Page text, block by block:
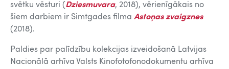
svētku vēsturi (Dziesmuvara, 2018), vērienīgākais no
šiem darbiem ir Simtgades filma Astoņas zvaigznes
(2018).
Paldies par palīdzību kolekcijas izveidošanā Latvijas
Nacionālā arhīva Valsts Kinofotofonodokumentu arhīva